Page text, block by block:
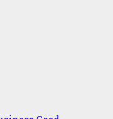
for
People